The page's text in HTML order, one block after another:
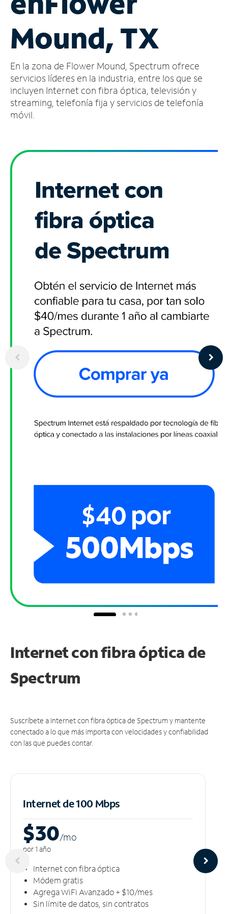
cuenta
Encuentra
tienda
Mound, TX
En la zona de Flower Mound, Spectrum ofrece
servicios líderes en la industria, entre los que se
incluyen Internet con fibra óptica, televisión y
streaming, telefonía fija y servicios de telefonía
móvil.
Internet con fibra óptica de
Spectrum
Suscríbete a Internet con fibra óptica de Spectrum y mantente
conectado a lo que más importa con velocidades y confiabilidad
con las que puedes contar.
Internet de 100 Mbps
$30/mo
por 1 año
Internet con fibra óptica
Módem gratis
Agrega WiFi Avanzado + $10/mes
Sin límite de datos, sin contratos